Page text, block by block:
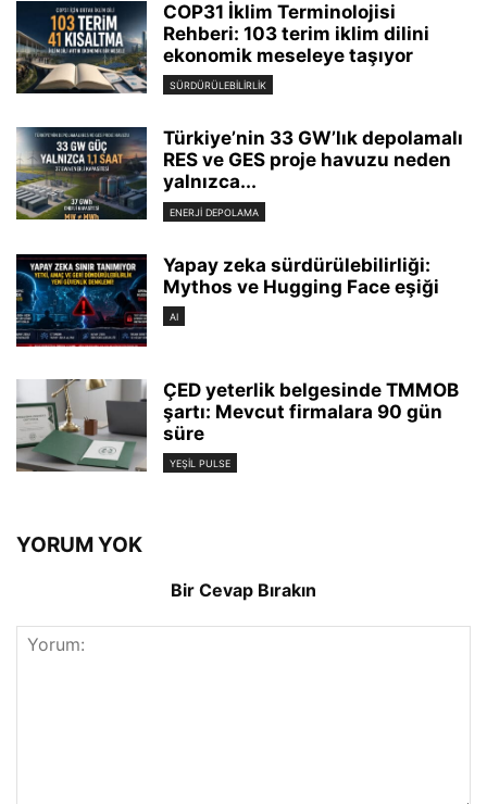
COP31 İklim Terminolojisi
Rehberi: 103 terim iklim dilini
ekonomik meseleye taşıyor
SÜRDÜRÜLEBILIRLIK
Türkiye’nin 33 GW’lık depolamalı
RES ve GES proje havuzu neden
yalnızca...
ENERJI DEPOLAMA
Yapay zeka sürdürülebilirliği:
Mythos ve Hugging Face eşiği
AI
ÇED yeterlik belgesinde TMMOB
şartı: Mevcut firmalara 90 gün
süre
YEŞIL PULSE
YORUM YOK
Bir Cevap Bırakın